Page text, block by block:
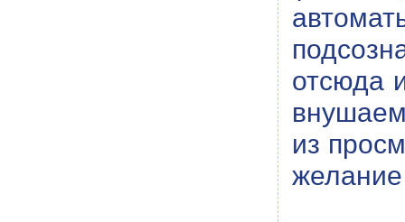
отсюда
из
желание